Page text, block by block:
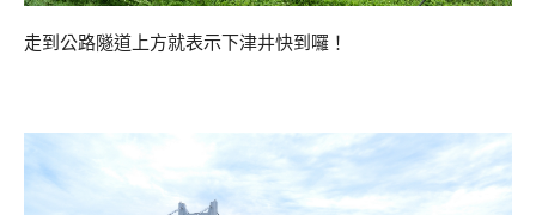
走到公路隧道上方就表示下津井快到囉！